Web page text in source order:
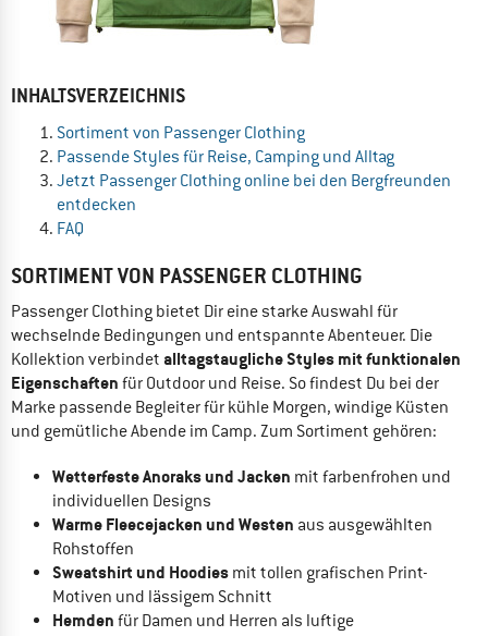
INHALTSVERZEICHNIS
Sortiment von Passenger Clothing
Passende Styles für Reise, Camping und Alltag
Jetzt Passenger Clothing online bei den Bergfreunden
entdecken
FAQ
SORTIMENT VON PASSENGER CLOTHING
Passenger Clothing bietet Dir eine starke Auswahl für
wechselnde Bedingungen und entspannte Abenteuer. Die
Kollektion verbindet alltagstaugliche Styles mit funktionalen
Eigenschaften für Outdoor und Reise. So findest Du bei der
Marke passende Begleiter für kühle Morgen, windige Küsten
und gemütliche Abende im Camp. Zum Sortiment gehören:
Wetterfeste Anoraks und Jacken mit farbenfrohen und
individuellen Designs
Warme Fleecejacken und Westen aus ausgewählten
Rohstoffen
Sweatshirt und Hoodiesmit tollen grafischen Print-
Motiven und lässigem Schnitt
Hemden für Damen und Herren als luftige